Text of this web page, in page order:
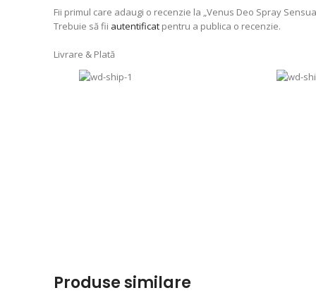
Fii primul care adaugi o recenzie la „Venus Deo Spray
Trebuie să fii autentificat pentru a publica o recenzie.
Livrare & Plată
Produse similare